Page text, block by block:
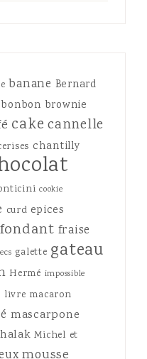
banane Bernard
bonbon brownie
cake cannelle
chantilly
cookie
curd epices
fondant fraise
galette gateau
Hermé impossible
livre macaron
mascarpone
Michel et